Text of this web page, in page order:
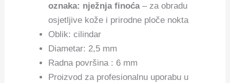
oznaka: nježnja finoća– za obradu
osjetljive kože i prirodne ploče nokta
Oblik: cilindar
Diametar: 2,5 mm
Radna površina : 6 mm
Proizvod za profesionalnu uporabu u